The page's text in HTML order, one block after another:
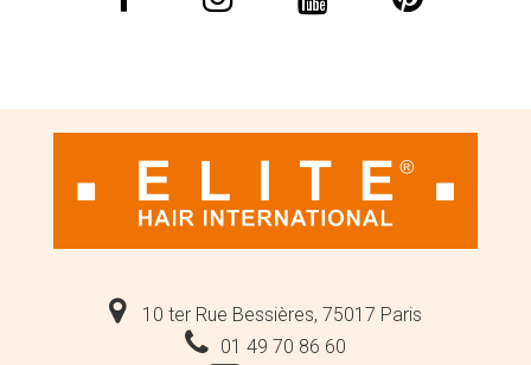
10 ter Rue Bessières, 75017 Paris
01 49 70 86 60